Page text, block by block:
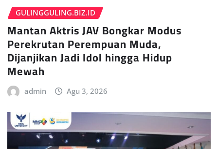
GULINGGULING.BIZ.ID
Mantan Aktris JAV Bongkar Modus
Perekrutan Perempuan Muda,
Dijanjikan Jadi Idol hingga Hidup
Mewah
admin Agu 3, 2026